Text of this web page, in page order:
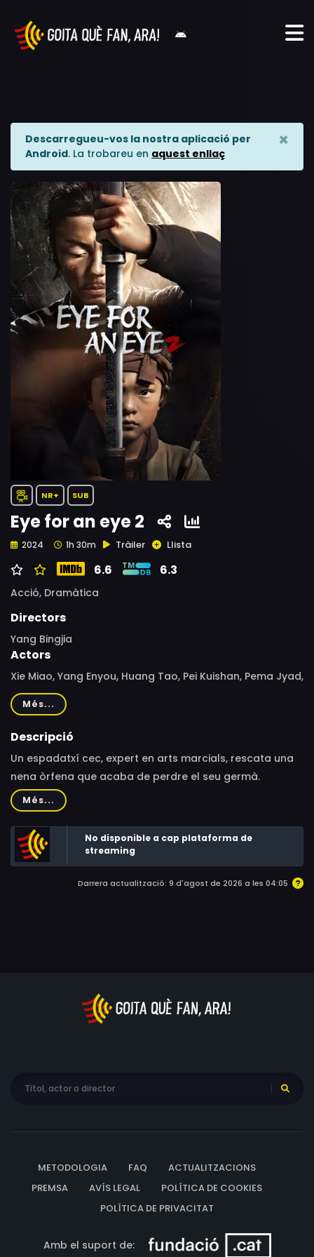
Descarregueu-vos la nostra aplicació per
Android. La trobareu en aquest enllaç
×
NR+ SUB
Eye for an eye 2
2024 1h 30m Tràiler Llista
6.6 6.3
Acció, Dramàtica
Directors
Yang Bingjia
Actors
Xie Miao, Yang Enyou, Huang Tao, Pei Kuishan, Pema Jyad,
Liu Fengchao, Jampa Tseten, Xiao Songyuan, Jiang
Yixuan, Zhang Haosen, Tu Ling, Wang Yitong, Liu Haoning,
Liu Hanning, Dong Bo
Més...
Descripció
Un espadatxí cec, expert en arts marcials, rescata una
nena òrfena que acaba de perdre el seu germà.
L'espadatxí acaba adoptant la nena i es converteix en el
seu mestre, ensenyant-li les tècniques més letals
mentre esperen el dia de la venjança.
Més...
No disponible a cap plataforma de
streaming
Darrera actualització: 9 d'agost de 2026 a les 04:05
METODOLOGIA FAQ
ACTUALITZACIONS
PREMSA
AVÍS LEGAL
POLÍTICA DE COOKIES
POLÍTICA DE PRIVACITAT
Amb el suport de: